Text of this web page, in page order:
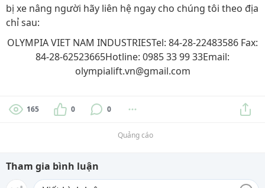
bị xe nâng người hãy liên hệ ngay cho chúng tôi theo địa
chỉ sau:
OLYMPIA VIET NAM INDUSTRIESTel: 84-28-22483586 Fax:
84-28-62523665Hotline: 0985 33 99 33Email:
olympialift.vn@gmail.com
165 0 0
Quảng cáo
Tham gia bình luận